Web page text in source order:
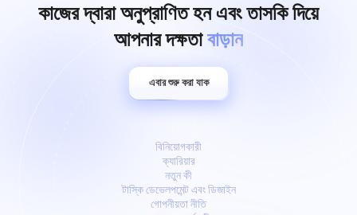
কাজের দ্বারা অনুপ্রাণিত হন এবং তাসকি দিয়ে
আপনার দক্ষতাবাড়ান
এবার শুরু করা যাক
বিনিয়োগকারী
ক্যারিয়ার
নতুন কী
টাস্কি ডেভেলপমেন্ট এবং ডিজাইন
গোপনীয়তা নীতি